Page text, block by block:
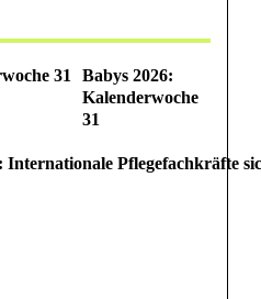
Babys 2026:
Kalenderwoche
31